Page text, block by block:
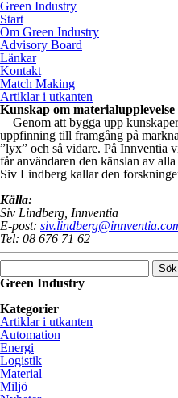
Green Industry
Start
Om Green Industry
Advisory Board
Länkar
Kontakt
Match Making
Artiklar i utkanten
Kunskap om
Genom att bygga upp
uppfinning till framgång på
”lyx” och så vidare. På Innventia
får användaren den känslan av alla
Siv Lindberg kallar den
Källa:
Siv Lindberg, Innventia
E-post:
Tel: 08 676 71 62
Sök
efter:
Green Industry
Kategorier
Artiklar i utkanten
Automation
Energi
Logistik
Material
Miljö